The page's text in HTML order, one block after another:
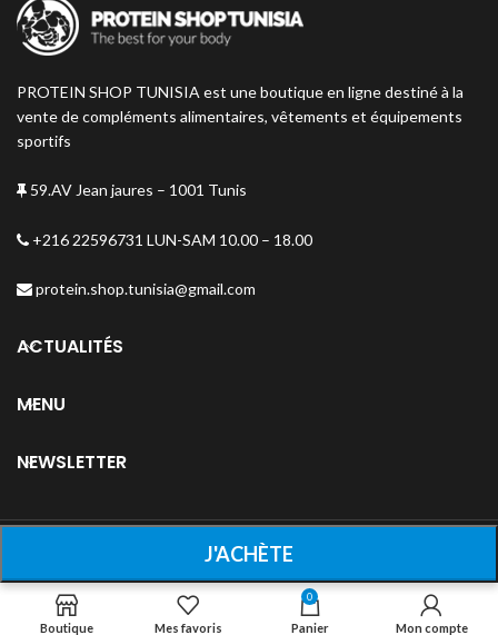
Sans Aspartame Ni Gluten
PROTEIN SHOP TUNISIA est une boutique en ligne destiné à la
vente de compléments alimentaires, vêtements et équipements
sportifs
59.AV Jean jaures – 1001 Tunis
+216 22596731 LUN-SAM 10.00 – 18.00
protein.shop.tunisia@gmail.com
ACTUALITÉS
MENU
NEWSLETTER
2026Protein-shop
Boutique Mes favoris
0
Panier Mon compte